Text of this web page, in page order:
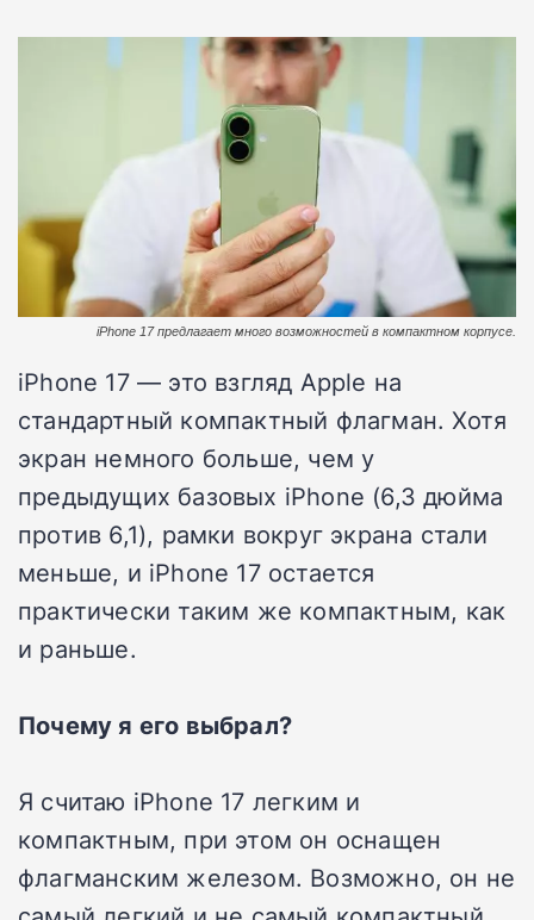
iPhone 17 предлагает много возможностей в компактном корпусе.
iPhone 17 — это взгляд Apple на
стандартный компактный флагман. Хотя
экран немного больше, чем у
предыдущих базовых iPhone (6,3 дюйма
против 6,1), рамки вокруг экрана стали
меньше, и iPhone 17 остается
практически таким же компактным, как
и раньше.
Почему я его выбрал?
Я считаю iPhone 17 легким и
компактным, при этом он оснащен
флагманским железом. Возможно, он не